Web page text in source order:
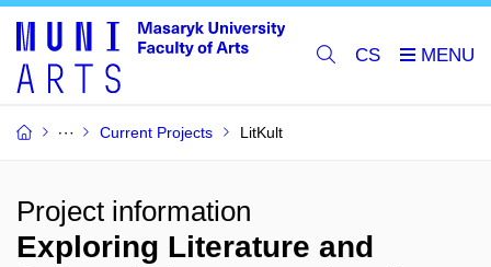
CS
Current Projects LitKult
Project information
Exploring Literature and